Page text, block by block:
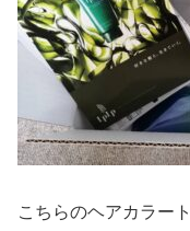
こちらのヘアカラー